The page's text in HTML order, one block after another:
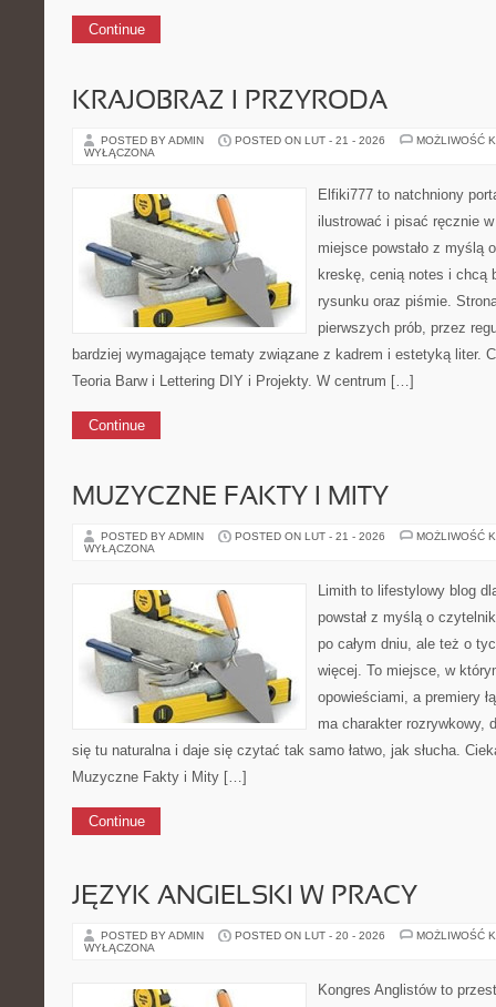
Continue
KRAJOBRAZ I PRZYRODA
POSTED BY ADMIN POSTED ON LUT - 21 - 2026
MOŻLIWOŚĆ
WYŁĄCZONA
Elfiki777 to natchniony
ilustrować i pisać ręcznie
miejsce powstało z myślą
kreskę, cenią notes i chcą
rysunku oraz piśmie.
pierwszych prób, przez
bardziej wymagające tematy związane z kadrem i estetyką liter.
Teoria Barw i Lettering DIY i Projekty. W centrum […]
Continue
MUZYCZNE FAKTY I MITY
POSTED BY ADMIN POSTED ON LUT - 21 - 2026
MOŻLIWOŚĆ
WYŁĄCZONA
Limith to lifestylowy blog
powstał z myślą o
po całym dniu, ale też o
więcej. To miejsce, w
opowieściami, a premiery
ma charakter rozrywkowy,
się tu naturalna i daje się czytać tak samo łatwo, jak słucha.
Muzyczne Fakty i Mity […]
Continue
JĘZYK ANGIELSKI W PRACY
POSTED BY ADMIN POSTED ON LUT - 20 - 2026
MOŻLIWOŚĆ
WYŁĄCZONA
Kongres Anglistów to